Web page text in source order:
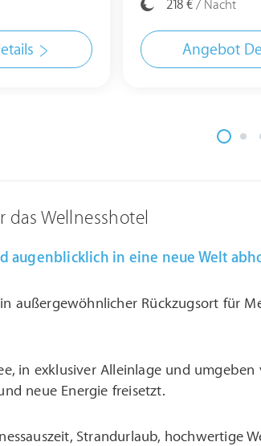
218 €/ Nacht
Angebot
Wellnesshotel
augenblicklich in eine neue Welt
außergewöhnlicher Rückzugsort für
in exklusiver Alleinlage und
neue Energie freisetzt.
Strandurlaub, hochwertige